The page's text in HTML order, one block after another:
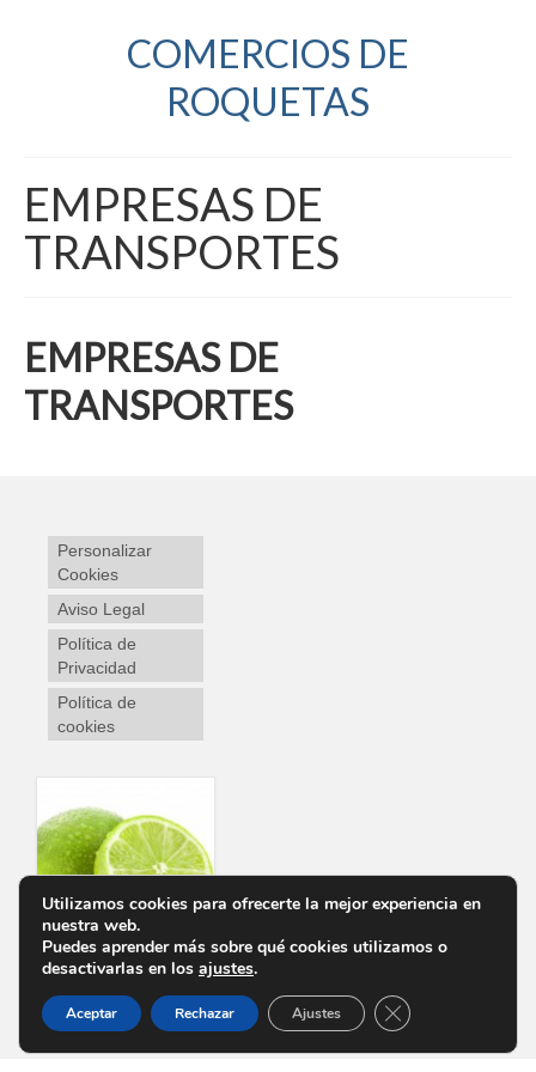
COMERCIOS DE
ROQUETAS
EMPRESAS DE
TRANSPORTES
EMPRESAS DE
TRANSPORTES
Personalizar
Cookies
Aviso Legal
Política de
Privacidad
Política de
cookies
Personalizar Cookies Aviso Legal Política de Privacidad Política de cookies
Utilizamos cookies para ofrecerte la mejor experiencia en
nuestra web.
Puedes aprender más sobre qué cookies utilizamos o
desactivarlas en los ajustes.
Aceptar Rechazar Ajustes Cerrar el banner